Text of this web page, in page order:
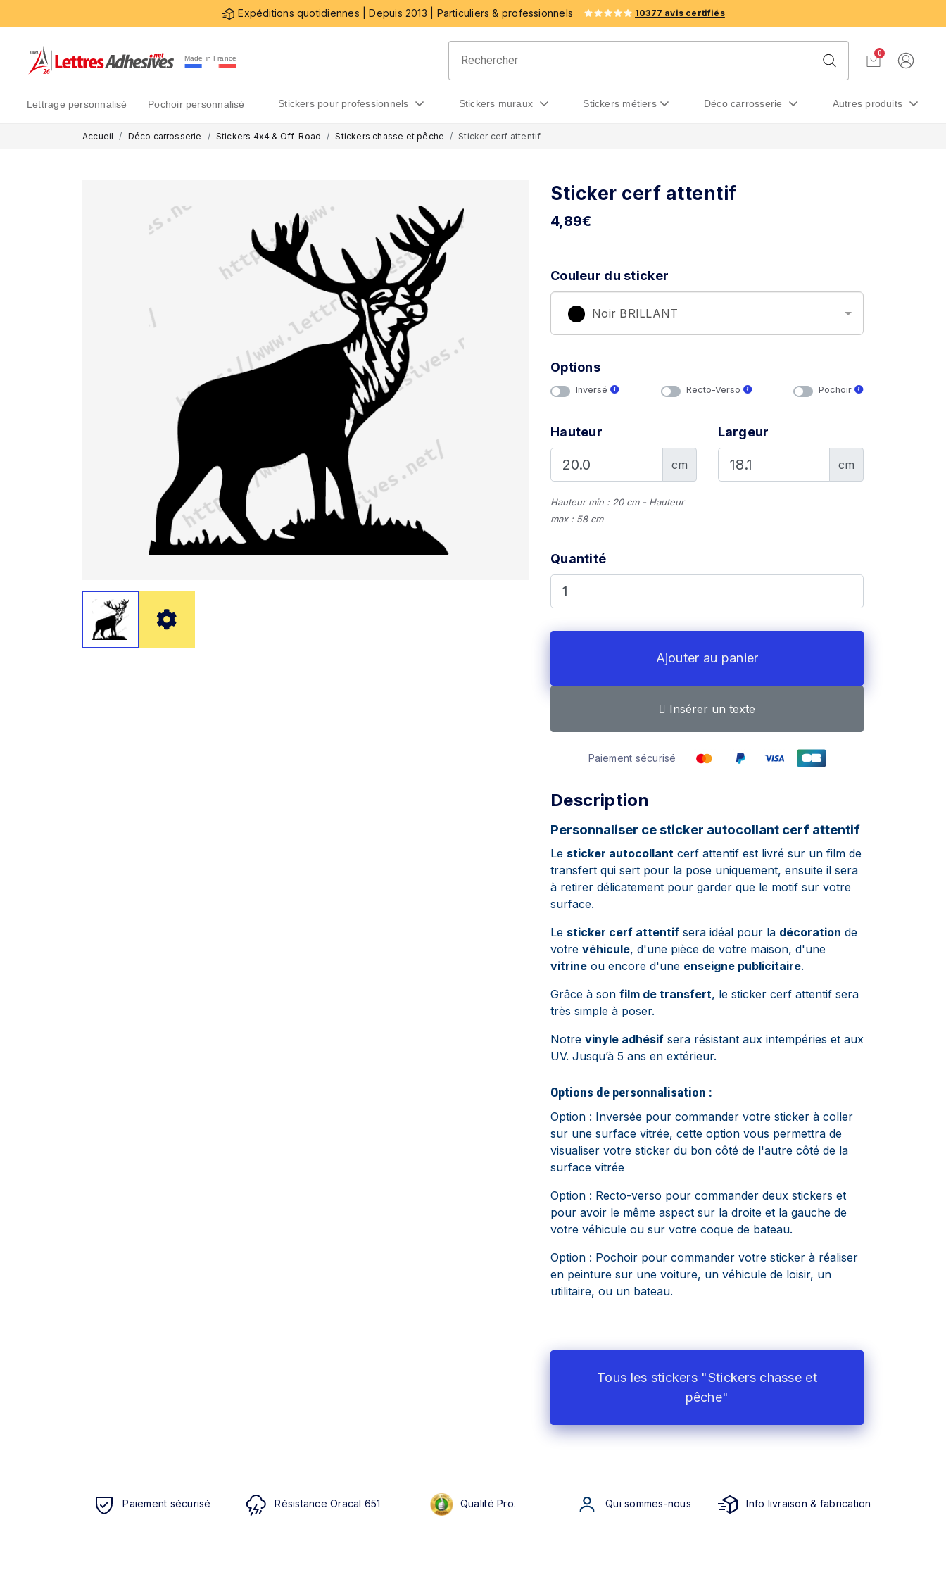
Expéditions quotidiennes | Depuis 2013 | Particuliers & professionnels 10377 avis certifiés
Made in France
0
lettrage personnalisé pochoir personnalisé stickers pour professionnels stickers muraux stickers métiers déco carrosserie autres produits
Accueil Déco carrosserie Stickers 4x4 & Off-Road Stickers chasse et pêche Sticker cerf attentif
Sticker cerf attentif
4,89€
Couleur du sticker
Noir BRILLANT
Options
Inversé Recto-Verso Pochoir
Hauteur
cm
Hauteur min : 20 cm - Hauteur
max : 58 cm
Largeur
cm
Quantité
Ajouter au panier
Insérer un texte
Paiement sécurisé
Description
Personnaliser cesticker autocollant cerf attentif
Le sticker autocollant cerf attentif est livré sur un film de
transfert qui sert pour la pose uniquement, ensuite il sera
à retirer délicatement pour garder que le motif sur votre
surface.
Le sticker cerf attentif sera idéal pour la décoration de
votre véhicule, d'une pièce de votre maison, d'une
vitrine ou encore d'une enseigne publicitaire.
Grâce à son film de transfert, le sticker cerf attentif sera
très simple à poser.
Notre vinyle adhésif sera résistant aux intempéries et aux
UV. Jusqu’à 5 ans en extérieur.
Options de personnalisation :
Option : Inversée pour commander votre sticker à coller
sur une surface vitrée, cette option vous permettra de
visualiser votre sticker du bon côté de l'autre côté de la
surface vitrée
Option : Recto-verso pour commander deux stickers et
pour avoir le même aspect sur la droite et la gauche de
votre véhicule ou sur votre coque de bateau.
Option : Pochoir pour commander votre sticker à réaliser
en peinture sur une voiture, un véhicule de loisir, un
utilitaire, ou un bateau.
Tous les stickers "Stickers chasse et
pêche"
Paiement sécurisé Résistance Oracal 651 Qualité Pro. Qui sommes-nous Info livraison & fabrication